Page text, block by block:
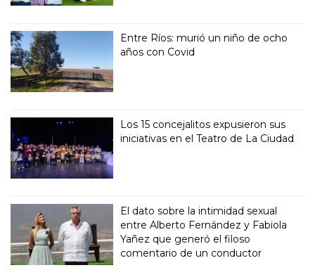
Entre Ríos: murió un niño de ocho
años con Covid
Los 15 concejalitos expusieron sus
iniciativas en el Teatro de La Ciudad
El dato sobre la intimidad sexual
entre Alberto Fernández y Fabiola
Yañez que generó el filoso
comentario de un conductor